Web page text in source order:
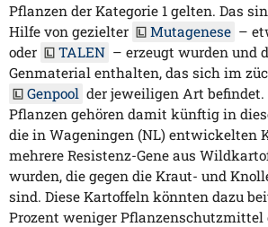
Pflanzen der Kategorie 1 gelten. Das
Hilfe von gezielter
Mutagenese –
oder
TALEN – erzeugt wurden und
Genmaterial enthalten, das sich im
Genpool der jeweiligen Art befindet.
Pflanzen gehören damit künftig in
die in Wageningen (NL) entwickelten
mehrere Resistenz-Gene aus
wurden, die gegen die Kraut- und
sind. Diese Kartoffeln könnten dazu
Prozent weniger Pflanzenschutzmittel